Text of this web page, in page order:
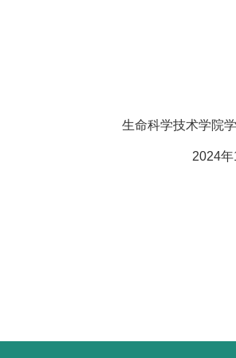
生命科学技术学院
2024年